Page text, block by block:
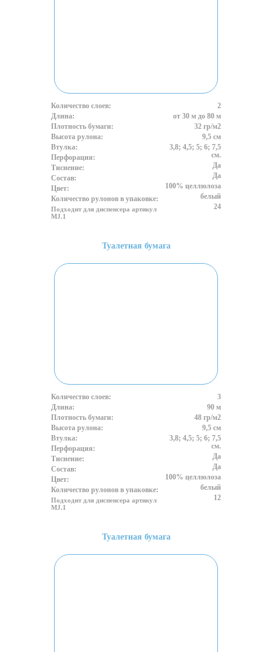
Количество слоев:
Длина:
Плотность бумаги:
Высота рулона:
Втулка:
Перфорация:
Тиснение:
Состав:
Цвет:
Количество рулонов в упаковке:
Подходит для диспенсера артикул
MJ.1
2
от 30 м до 80 м
32 гр/м2
9,5 см
3,8; 4,5; 5; 6; 7,5
см.
Да
Да
100% целлюлоза
белый
24
Туалетная бумага
Количество слоев:
Длина:
Плотность бумаги:
Высота рулона:
Втулка:
Перфорация:
Тиснение:
Состав:
Цвет:
Количество рулонов в упаковке:
Подходит для диспенсера артикул
MJ.1
3
90 м
48 гр/м2
9,5 см
3,8; 4,5; 5; 6; 7,5
см.
Да
Да
100% целлюлоза
белый
12
Туалетная бумага